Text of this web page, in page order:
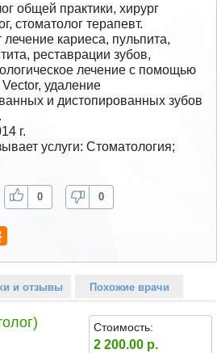
общей практики, хирург
стоматолог терапевт.
кариеса, пульпита,
реставрации зубов,
лечение с помощью
удаление
и дистопированных зубов
г.
услуги: Стоматология;
0 0
и отзывы Похожие врачи
Стоимость:
2 200.00 р.